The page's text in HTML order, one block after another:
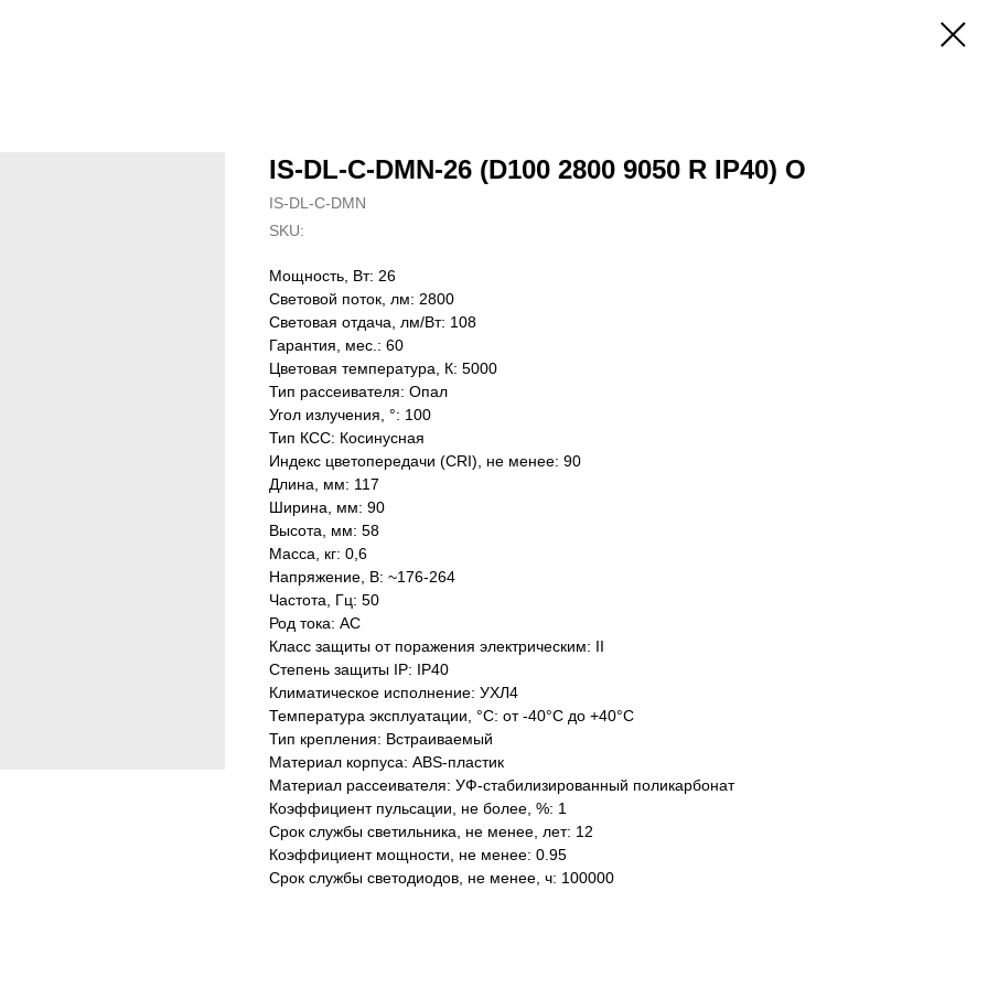
IS-DL-C-DMN-26 (D100 2800 9050 R IP40) O
IS-DL-C-DMN
SKU:
Мощность, Вт: 26
Световой поток, лм: 2800
Световая отдача, лм/Вт: 108
Гарантия, мес.: 60
Цветовая температура, К: 5000
Тип рассеивателя: Опал
Угол излучения, °: 100
Тип КСС: Косинусная
Индекс цветопередачи (CRI), не менее: 90
Длина, мм: 117
Ширина, мм: 90
Высота, мм: 58
Масса, кг: 0,6
Напряжение, В: ~176-264
Частота, Гц: 50
Род тока: AC
Класс защиты от поражения электрическим: II
Степень защиты IP: IP40
Климатическое исполнение: УХЛ4
Температура эксплуатации, °С: от -40°C до +40°C
Тип крепления: Встраиваемый
Материал корпуса: ABS-пластик
Материал рассеивателя: УФ-стабилизированный поликарбонат
Коэффициент пульсации, не более, %: 1
Срок службы светильника, не менее, лет: 12
Коэффициент мощности, не менее: 0.95
Срок службы светодиодов, не менее, ч: 100000